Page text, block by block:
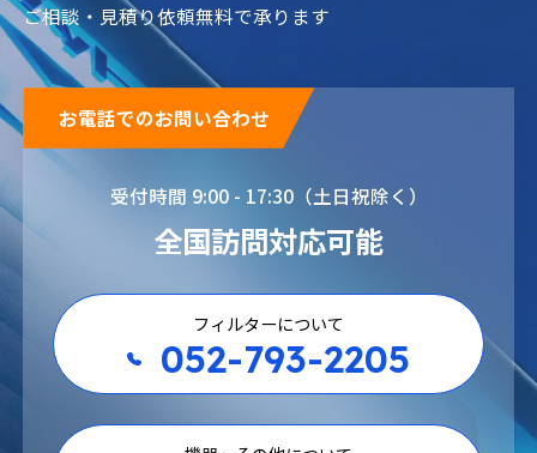
各種化学薬品 各種石油製品
塗料・インク 飲料・食品
ご相談・見積り依頼無料で承ります
お電話でのお問い合わせ
受付時間 9:00 - 17:30（土日祝除く）
全国訪問対応可能
フィルターについて
052-793-2205